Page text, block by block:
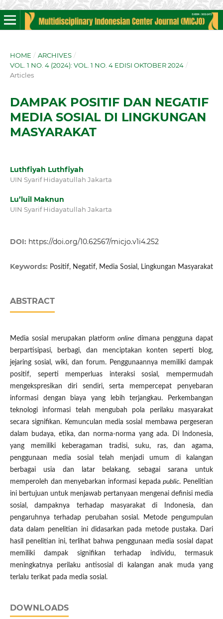
HOME / ARCHIVES /
VOL. 1 NO. 4 (2024): VOL. 1 NO. 4 EDISI OKTOBER 2024 /
Articles
DAMPAK POSITIF DAN NEGATIF
MEDIA SOSIAL DI LINGKUNGAN
MASYARAKAT
Luthfiyah Luthfiyah
UIN Syarif Hidayatullah Jakarta
Lu’luil Maknun
UIN Syarif Hidayatullah Jakarta
DOI: https://doi.org/10.62567/micjo.v1i4.252
Keywords: Positif, Negatif, Media Sosial, Lingkungan Masyarakat
ABSTRACT
Media sosial merupakan platformonline dimana pengguna dapat
berpartisipasi, berbagi, dan menciptakan konten seperti blog,
jejaring sosial, wiki, dan forum. Penggunaannya memiliki dampak
positif, seperti memperluas interaksi sosial, mempermudah
mengekspresikan diri sendiri, serta mempercepat penyebaran
informasi dengan biaya yang lebih terjangkau. Perkembangan
teknologi informasi telah mengubah pola perilaku masyarakat
secara signifikan. Kemunculan media sosial membawa pergeseran
dalam budaya, etika, dan norma-norma yang ada. Di Indonesia,
yang memiliki keberagaman tradisi, suku, ras, dan agama,
penggunaan media sosial telah menjadi umum di kalangan
berbagai usia dan latar belakang, sebagai sarana untuk
memperoleh dan menyebarkan informasi kepadapublic. Penelitian
ini bertujuan untuk menjawab pertanyaan mengenai definisi media
sosial, dampaknya terhadap masyarakat di Indonesia, dan
pengaruhnya terhadap perubahan sosial. Metode pengumpulan
data dalam penelitian ini didasarkan pada metode pustaka. Dari
hasil penelitian ini, terlihat bahwa penggunaan media sosial dapat
memiliki dampak signifikan terhadap individu, termasuk
meningkatnya perilaku antisosial di kalangan anak muda yang
terlalu terikat pada media sosial.
DOWNLOADS